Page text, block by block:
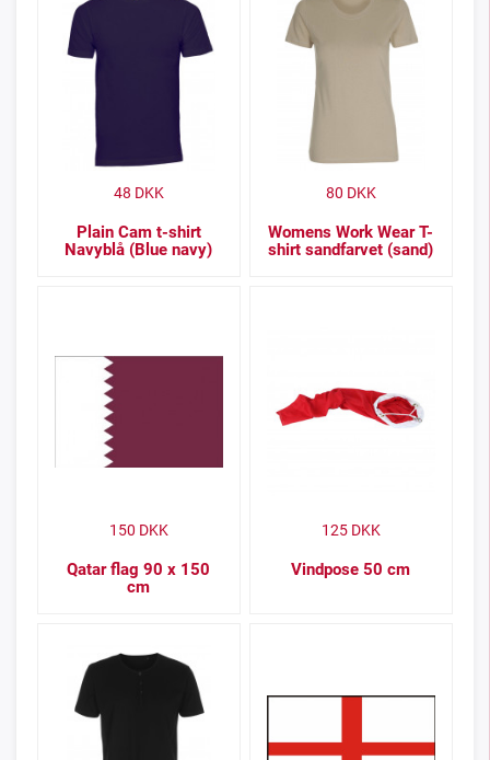
Plain Cam t-shirt
Navyblå (Blue navy)
48 DKK
Womens Work Wear T-
shirt sandfarvet (sand)
80 DKK
Qatar flag 90 x 150
cm
150 DKK
Vindpose 50 cm
125DKK